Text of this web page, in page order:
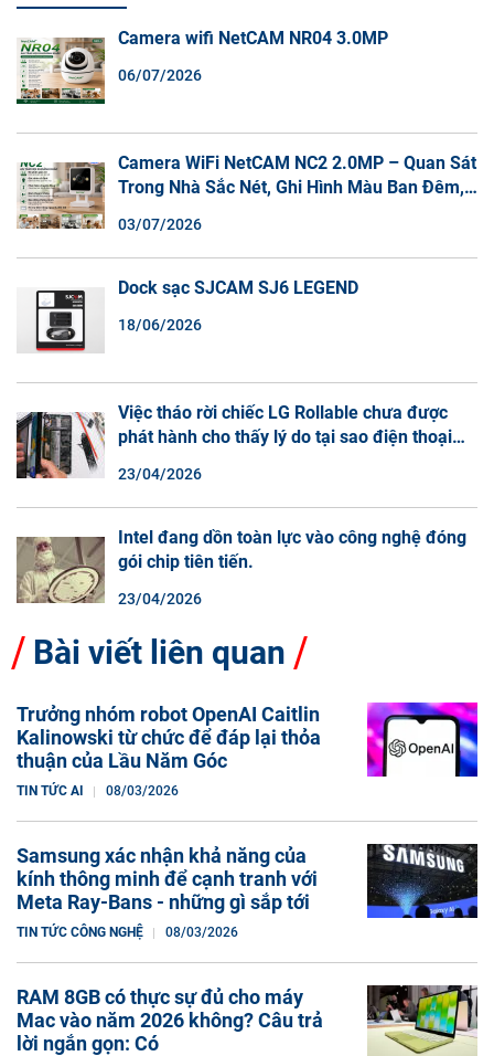
Camera wifi NetCAM NR04 3.0MP
06/07/2026
Camera WiFi NetCAM NC2 2.0MP – Quan Sát
Trong Nhà Sắc Nét, Ghi Hình Màu Ban Đêm,
03/07/2026
Dock sạc SJCAM SJ6 LEGEND
18/06/2026
Việc tháo rời chiếc LG Rollable chưa được
phát hành cho thấy lý do tại sao điện thoại
23/04/2026
Intel đang dồn toàn lực vào công nghệ đóng
gói chip tiên tiến.
23/04/2026
Bài viết liên quan
Trưởng nhóm robot OpenAI Caitlin
Kalinowski từ chức để đáp lại thỏa
thuận của Lầu Năm Góc
TIN TỨC AI 08/03/2026
Samsung xác nhận khả năng của
kính thông minh để cạnh tranh với
Meta Ray-Bans - những gì sắp tới
TIN TỨC CÔNG NGHỆ 08/03/2026
RAM 8GB có thực sự đủ cho máy
Mac vào năm 2026 không? Câu trả
lời ngắn gọn: Có